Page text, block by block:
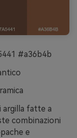
#a36b4b
argilla fatte a
combinazioni
e